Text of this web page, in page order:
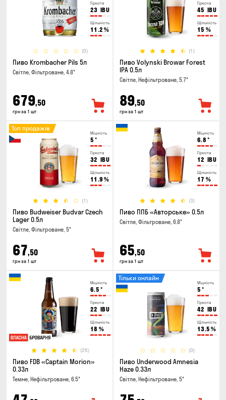
Гіркота
23 IBU
Щільність
11.2 %
(0)
Пиво Krombacher Pils 5л
Світле, Фільтроване, 4.8°
679,50
грн за 1 шт
Гіркота
45 IBU
Щільність
15 %
(1)
Пиво Volynski Browar Forest
IPA 0.5л
Світле, Нефільтроване, 5.7°
89,50
грн за 1 шт
Міцність
5 °
Гіркота
32 IBU
Щільність
11.9 %
(1)
Топ продажів
Пиво Budweiser Budvar Czech
Lager 0.5л
Світле, Фільтроване, 5°
67,50
грн за 1 шт
Міцність
6.8 °
Гіркота
12 IBU
Щільність
17 %
(3)
Пиво ППБ «Авторське» 0.5л
Світле, Фільтроване, 6.8°
65,50
грн за 1 шт
Міцність
6.5 °
Гіркота
22 IBU
Щільність
18 %
(26)
Пиво FDB «Captain Morion»
0.33л
Темне, Нефільтроване, 6.5°
Міцність
5 °
Гіркота
42 IBU
Щільність
13.5 %
(0)
Тільки онлайн
Пиво Underwood Amnesia
Haze 0.33л
Світле, Нефільтроване, 5°